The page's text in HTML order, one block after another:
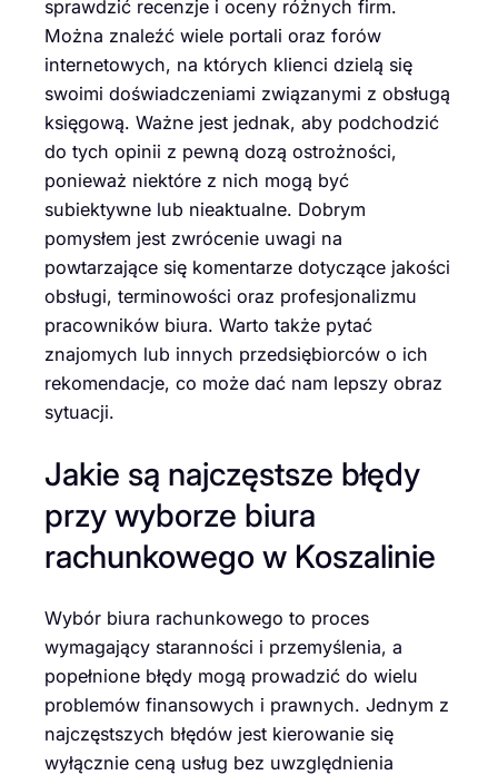
sprawdzić recenzje i oceny różnych firm.
Można znaleźć wiele portali oraz forów
internetowych, na których klienci dzielą się
swoimi doświadczeniami związanymi z obsługą
księgową. Ważne jest jednak, aby podchodzić
do tych opinii z pewną dozą ostrożności,
ponieważ niektóre z nich mogą być
subiektywne lub nieaktualne. Dobrym
pomysłem jest zwrócenie uwagi na
powtarzające się komentarze dotyczące jakości
obsługi, terminowości oraz profesjonalizmu
pracowników biura. Warto także pytać
znajomych lub innych przedsiębiorców o ich
rekomendacje, co może dać nam lepszy obraz
sytuacji.
Jakie są najczęstsze błędy
przy wyborze biura
rachunkowego w Koszalinie
Wybór biura rachunkowego to proces
wymagający staranności i przemyślenia, a
popełnione błędy mogą prowadzić do wielu
problemów finansowych i prawnych. Jednym z
najczęstszych błędów jest kierowanie się
wyłącznie ceną usług bez uwzględnienia